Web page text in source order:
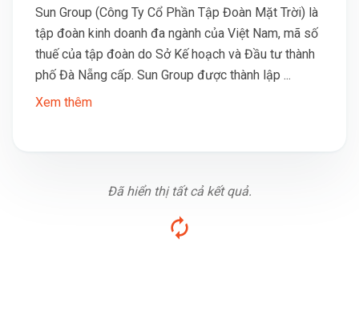
Sun Group (Công Ty Cổ Phần Tập Đoàn Mặt Trời) là
tập đoàn kinh doanh đa ngành của Việt Nam, mã số
thuế của tập đoàn do Sở Kế hoạch và Đầu tư thành
phố Đà Nẵng cấp. Sun Group được thành lập ...
Xem thêm
Đã hiển thị tất cả kết quả.